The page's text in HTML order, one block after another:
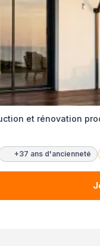
et rénovation
+37 ans d'ancienneté